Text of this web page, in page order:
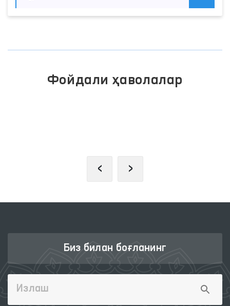
Фойдали ҳаволалар
‹ ›
Биз билан боғланинг